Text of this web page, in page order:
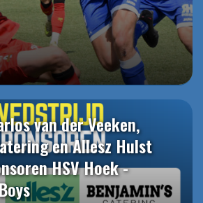
van der Veeken,
en Allesz Hulst
HSV Hoek -